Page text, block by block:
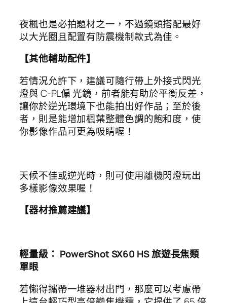
夜楓也是必拍題材之一，不過鏡頭搭配最好
以大光圈且配置有防震機制款式為佳。
【其他輔助配件】
若情況允許下，建議可隨行帶上外接式閃光
燈與 C-PL偏 光鏡，前者能有助於平衡反差，
讓你於逆光環境下也能拍出好作品；至於後
者，則是能增加楓葉整體色調的飽和度，使
你影像作品可更為吸睛喔！
天候不佳或逆光時，則可使用離機閃燈玩出
多樣影像效果喔！
【器材推薦建議】
輕量級： PowerShot SX60 HS旅遊長焦類
單眼
若懶得攜帶一堆器材出門，那麼可以考慮帶